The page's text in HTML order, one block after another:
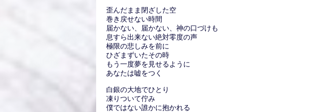
歪んだまま閉ざした空
巻き戻せない時間
届かない、届かない、神の口づけも
息すら出来ない絶対零度の声
極限の悲しみを前に
ひざまずいたその時
もう一度夢を見せるように
あなたは嘘をつく
白銀の大地でひとり
凍りついて佇み
僕ではない誰かに抱かれる